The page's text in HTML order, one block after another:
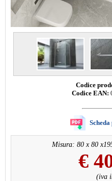
Codice
Codice EAN:
Misura: 80 x 80
€
(iva